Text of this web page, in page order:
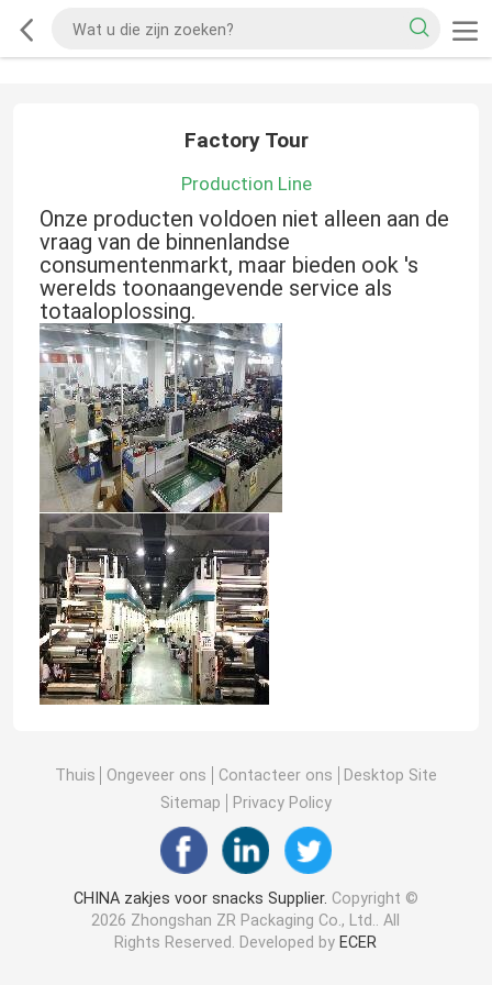
Factory Tour
Production Line
Onze producten voldoen niet alleen aan de
vraag van de binnenlandse
consumentenmarkt, maar bieden ook 's
werelds toonaangevende service als
totaaloplossing.
Thuis Ongeveer ons Contacteer ons
Desktop Site
Sitemap
Privacy Policy
CHINA zakjes voor snacks Supplier. Copyright ©
2026 Zhongshan ZR Packaging Co., Ltd.. All
Rights Reserved. Developed by ECER